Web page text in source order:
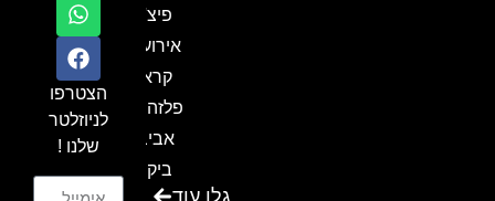
פיצ'ר
אירועים
קראון
פלזה תל
אביב-
ביקור
גלו עוד
הצטרפו
לניוזלטר
שלנו !